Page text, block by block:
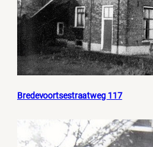
Bredevoortsestraatweg 117